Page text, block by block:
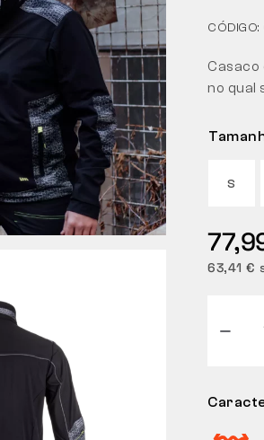
S
63,41 €
Casaco
no qual